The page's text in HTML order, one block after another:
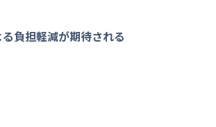
負担軽減が期待される